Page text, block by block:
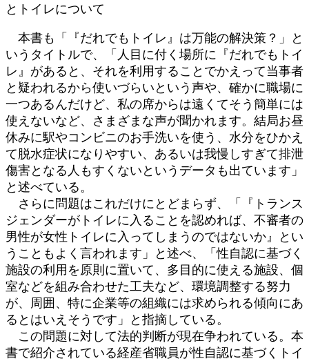
とトイレについて
本書も「『だれでもトイレ』は万能の解決策？」と
いうタイトルで、「人目に付く場所に『だれでもトイ
レ』があると、それを利用することでかえって当事者
と疑われるから使いづらいという声や、確かに職場に
一つあるんだけど、私の席からは遠くてそう簡単には
使えないなど、さまざまな声が聞かれます。結局お昼
休みに駅やコンビニのお手洗いを使う、水分をひかえ
て脱水症状になりやすい、あるいは我慢しすぎて排泄
傷害となる人もすくないというデータも出ています」
と述べている。
さらに問題はこれだけにとどまらず、「『トランス
ジェンダーがトイレに入ることを認めれば、不審者の
男性が女性トイレに入ってしまうのではないか』とい
うこともよく言われます」と述べ、「性自認に基づく
施設の利用を原則に置いて、多目的に使える施設、個
室などを組み合わせた工夫など、環境調整する努力
が、周囲、特に企業等の組織には求められる傾向にあ
るとはいえそうです」と指摘している。
この問題に対して法的判断が現在争われている。本
書で紹介されている経産省職員が性自認に基づくトイ